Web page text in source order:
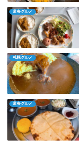
道央グルメ
札幌グルメ
道央グルメ